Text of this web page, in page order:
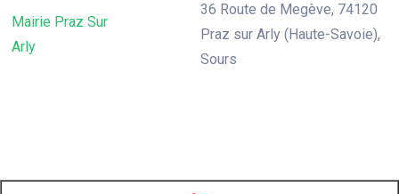
Mairie Praz Sur
Arly
36 Route de Megève, 74120
Praz sur Arly (Haute-Savoie),
Sours